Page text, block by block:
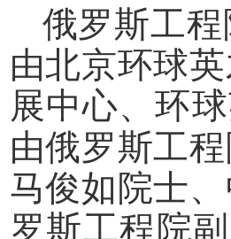
俄罗斯工
由北京环球
展中心、环
由俄罗斯工
马俊如院士
罗斯工程院